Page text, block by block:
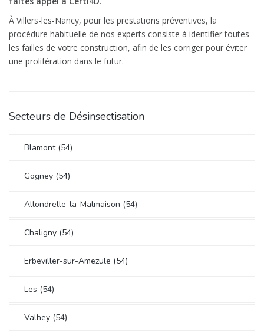
À Villers-les-Nancy, pour les prestations préventives, la
procédure habituelle de nos experts consiste à identifier toutes
les failles de votre construction, afin de les corriger pour éviter
une prolifération dans le futur.
Secteurs de Désinsectisation
Blamont (54)
Gogney (54)
Allondrelle-la-Malmaison (54)
Chaligny (54)
Erbeviller-sur-Amezule (54)
Les (54)
Valhey (54)